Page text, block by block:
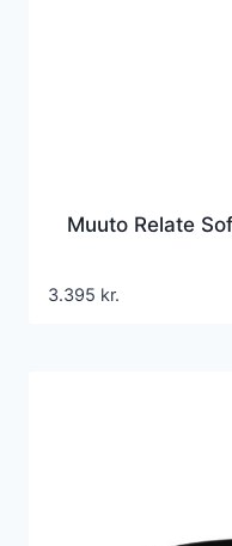
Muuto Relate
3.395 kr.